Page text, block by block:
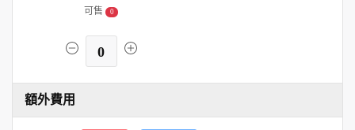
可售 0
0
額外費用